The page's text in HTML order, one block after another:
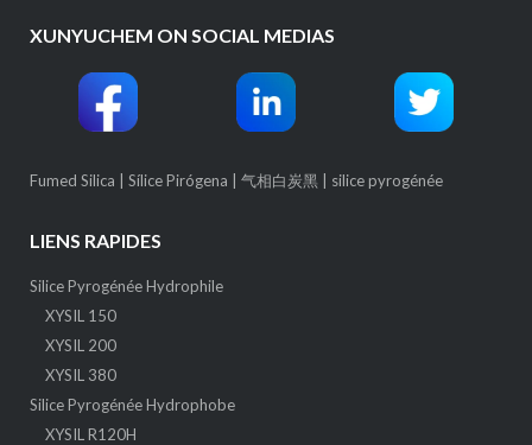
XUNYUCHEM ON SOCIAL MEDIAS
Fumed Silica Sílice Pirógena 气相白炭黑 silice pyrogénée
LIENS RAPIDES
Silice Pyrogénée Hydrophile
XYSIL 150
XYSIL 200
XYSIL 380
Silice Pyrogénée Hydrophobe
XYSIL R120H